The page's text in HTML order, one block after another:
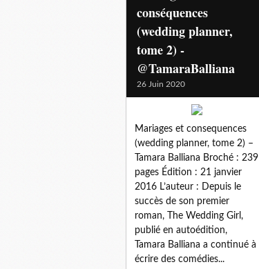
conséquences
(wedding planner,
tome 2) -
@TamaraBalliana
26 Juin 2020
Mariages et consequences
(wedding planner, tome 2) –
Tamara Balliana Broché : 239
pages Édition : 21 janvier
2016 L’auteur : Depuis le
succès de son premier
roman, The Wedding Girl,
publié en autoédition,
Tamara Balliana a continué à
écrire des comédies...